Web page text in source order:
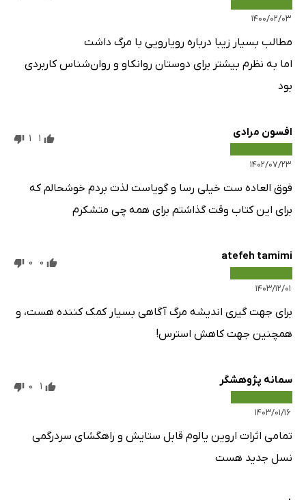
۱۴۰۰/۰۲/۰۳
مطالب بسیار زیبا درباره رویارویی با مرگ داشت
اما به نظرم بیشتر برای دوستان روانکاو و روان‌شناس کاربردی
بود
افسون مرادی
۱۴۰۲/۰۷/۲۳
1
1
فوق العاده ست خیلی رسا و گویاست لذت بردم خوشحالم که
برای این کتاب وقت گذاشتم برای همه چی متشکرم
atefeh tamimi
۱۴۰۳/۱۲/۰۱
0
0
برای جهت گیری اندیشه مرگ آگاهی بسیار کمک کننده هست، و
همچنین جهت کاهش استرس!
سمانه پژوهشگر
۱۴۰۳/۰۱/۱۶
1
0
تمامی اثرات اروین یالوم قابل ستایش و راهگشای سردرگمی
نسل جدید هست